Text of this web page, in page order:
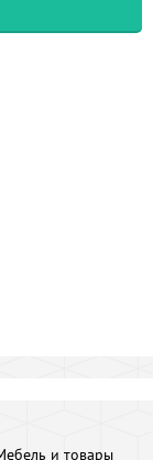
и товары